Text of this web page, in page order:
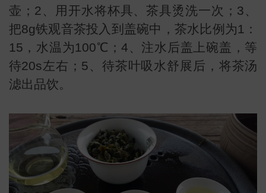
壶；2、用开水将杯具、茶具烫洗一次；3、
把8g铁观音茶投入到盖碗中，茶水比例为1：
15，水温为100℃；4、注水后盖上碗盖，等
待20s左右；5、待茶叶吸水舒展后，将茶汤
滤出品饮。